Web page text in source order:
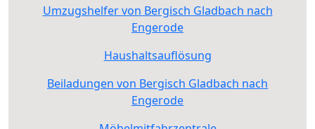
Umzugshelfer von Bergisch Gladbach nach
Engerode
Haushaltsauflösung
Beiladungen von Bergisch Gladbach nach
Engerode